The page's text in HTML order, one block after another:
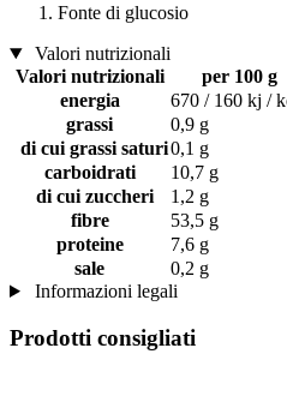
Fonte di glucosio
Valori nutrizionali
Valori nutrizionali
per 100 g
energia
670 / 160 kj /
grassi
0,9 g
di cui grassi saturi0,1 g
carboidrati
10,7 g
di cui zuccheri
1,2 g
fibre
53,5 g
proteine
7,6 g
sale
0,2 g
Informazioni legali
Prodotti consigliati